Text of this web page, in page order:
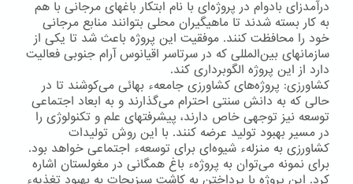
درآمدزای بادوام در پروژه‌ای با نام ابتكار باغهای مرجانی با هم
به كار بسته شدند تا ماهیگیران محلی بتوانند منابع مرجانی
خود را محافظت كنند. موفقیت این پروژه باعث شد تا یكی از
سازمانهای بین‌المللی كه در سرتاسر اقیانوس آرام جنوبی فعالیت
دارد از این پروژه الگوبرداری كند.
كشاورزی: پروژه‌های كشاورزی جامعهء بهائی می‌كوشند تا در
حالی كه به دانش سنتی احترام می‌گذارند و به ابعاد اجتماعی
توسعه نیز توجهی خاص دارند، پیشرفتهای علم و تكنولوژی را
در مسیر بهبود تولید عرضه كنند. با این روش تولیدات
كشاورزی به منزلهء شیوه‌ای برای توسعهء اجتماعی خواهد بود.
برای نمونه می‌توان به پروژهء باغ همگانی در مغولستان اشاره
كرد. این پروژه با پرداختن به كاشت سبزیجات به بهبود تغذیهء